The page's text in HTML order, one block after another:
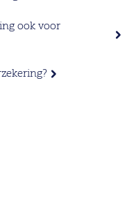
ook voor